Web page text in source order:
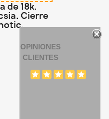
de 18k.
Cierre
OPINIONES
CLIENTES